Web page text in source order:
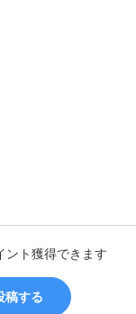
ント獲得できます
稿する